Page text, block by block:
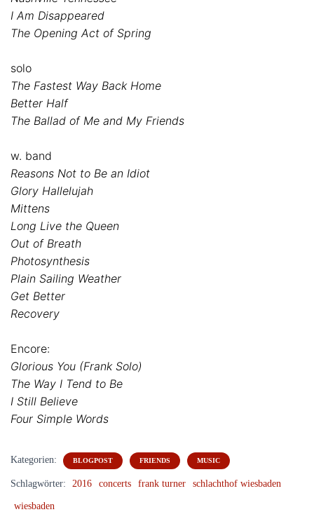
I Am Disappeared
The Opening Act of Spring
solo
The Fastest Way Back Home
Better Half
The Ballad of Me and My Friends
w. band
Reasons Not to Be an Idiot
Glory Hallelujah
Mittens
Long Live the Queen
Out of Breath
Photosynthesis
Plain Sailing Weather
Get Better
Recovery
Encore:
Glorious You (Frank Solo)
The Way I Tend to Be
I Still Believe
Four Simple Words
Kategorien: BLOGPOST FRIENDS MUSIC
Schlagwörter: 2016 concerts frank turner schlachthof wiesbaden
wiesbaden